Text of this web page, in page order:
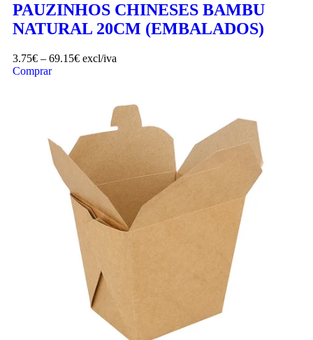
PAUZINHOS CHINESES BAMBU
NATURAL 20CM (EMBALADOS)
3.75€ – 69.15€ excl/iva
Comprar